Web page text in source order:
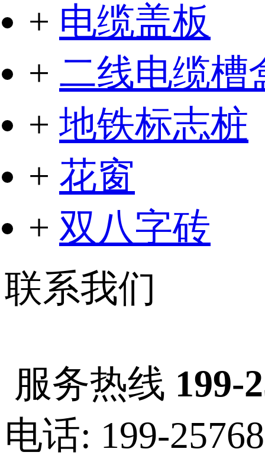
+ 电缆盖板
+ 二线电缆槽
+ 地铁标志桩
+ 花窗
+ 双八字砖
联系我们
服务热线 199-
电话: 199-